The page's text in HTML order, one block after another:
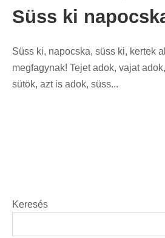
Süss ki
Süss ki, napocska, süss ki, kertek
megfagynak! Tejet adok, vajat
sütök, azt is adok, süss...
Keresés